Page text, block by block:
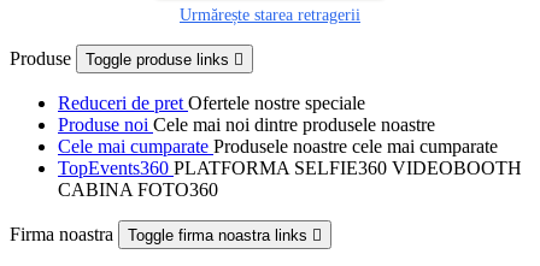
Urmărește starea retragerii
Produse Toggle produse links 
Reduceri de pret Ofertele nostre speciale
Produse noi Cele mai noi dintre produsele noastre
Cele mai cumparate Produsele noastre cele mai cumparate
TopEvents360 PLATFORMA SELFIE360 VIDEOBOOTH
CABINA FOTO360
Firma noastra Toggle firma noastra links 